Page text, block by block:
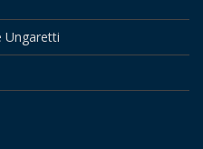
Ungaretti